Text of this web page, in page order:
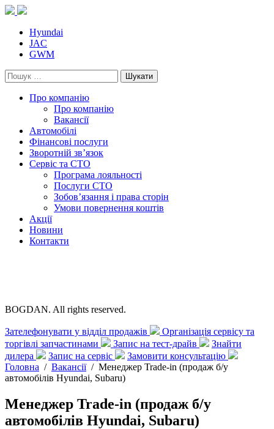
Skip
contentHyundai
JAC
GWM
Пошук:
Про компанію
Про компанію
Вакансії
Автомобілі
Фінансові послуги
Зворотній зв’язок
Cервіс та СТО
Програма лояльності
Послуги СТО
Зобов’язання і права сторін
Умови повернення коштів
Акції
Новини
Контакти
BOGDAN. All rights reserved.
Зателефонувати у відділ продажів
Організація сервісу та
торгівлі запчастинами
Запис на тест-драйв
Знайти
дилера
Запис на сервіс
Замовити консультацію
Головна / Вакансії/ Менеджер Trade-in (продаж б/у
автомобілів Hyundai, Subaru)
Менеджер Trade-in (продаж б/у
автомобілів Hyundai, Subaru)